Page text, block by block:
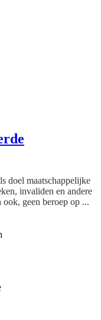
doel maatschappelijke
invaliden en andere
geen beroep op ...